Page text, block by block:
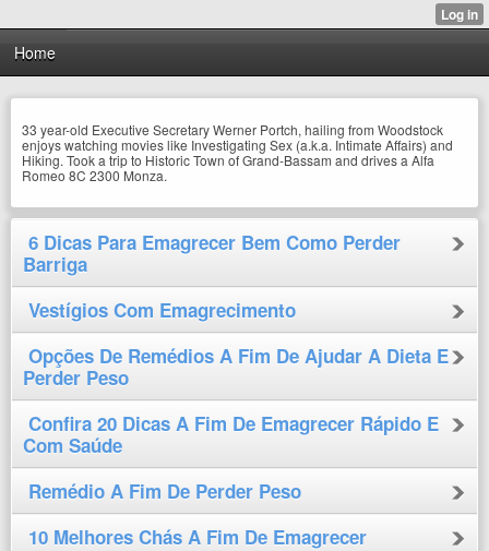
Home
33 year-old Executive Secretary Werner Portch, hailing from Woodstock
enjoys watching movies like Investigating Sex (a.k.a. Intimate Affairs) and
Hiking. Took a trip to Historic Town of Grand-Bassam and drives a Alfa
Romeo 8C 2300 Monza.
6 Dicas Para Emagrecer Bem Como Perder
Barriga
Vestígios Com Emagrecimento
Opções De Remédios A Fim De Ajudar A Dieta E
Perder Peso
Confira 20 Dicas A Fim De Emagrecer Rápido E
Com Saúde
Remédio A Fim De Perder Peso
10 Melhores Chás A Fim De Emagrecer